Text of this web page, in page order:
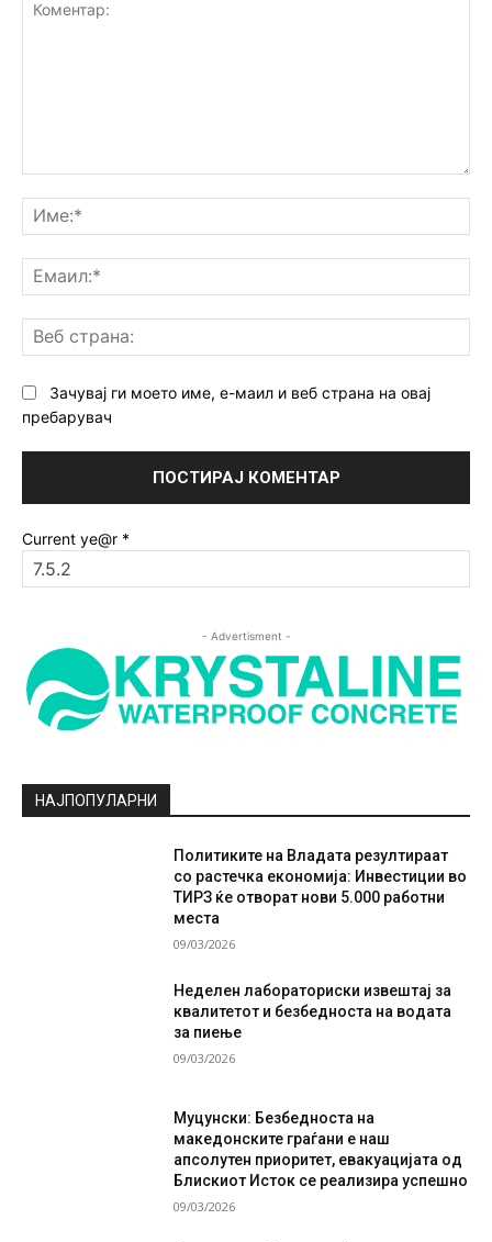
Зачувај ги моето име, е-маил и веб страна на овај
пребарувач
Current ye@r *
- Advertisment -
НАЈПОПУЛАРНИ
Политиките на Владата резултираат
со растечка економија: Инвестиции во
ТИРЗ ќе отворат нови 5.000 работни
места
09/03/2026
Неделен лабораториски извештај за
квалитетот и безбедноста на водата
за пиење
09/03/2026
Муцунски: Безбедноста на
македонските граѓани е наш
апсолутен приоритет, евакуацијата од
Блискиот Исток се реализира успешно
09/03/2026